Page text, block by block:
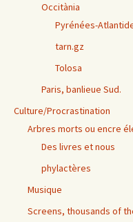
Occitània
Pyrénées-
tarn.gz
Tolosa
Paris, banlieue Sud.
Culture/Procrastination
Arbres morts ou encre
Des livres et nous
phylactères
Musique
Screens, thousands of